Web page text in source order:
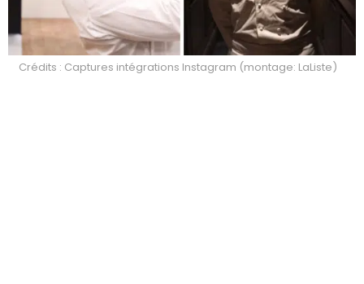
Crédits : Captures intégrations Instagram (montage: LaListe)